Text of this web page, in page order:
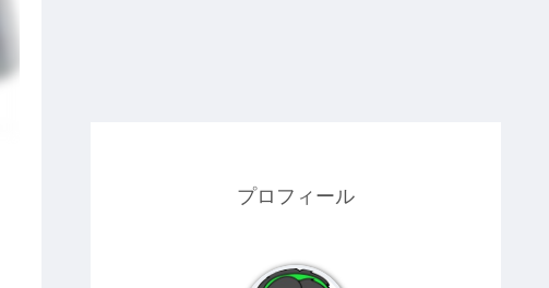
プロフィール